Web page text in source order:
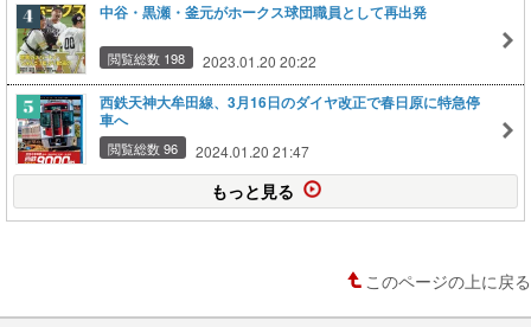
中谷・黒瀬・釜元がホークス球団職員として再出発
閲覧総数 198 2023.01.20 20:22
西鉄天神大牟田線、3月16日のダイヤ改正で春日原に特急停
車へ
閲覧総数 96 2024.01.20 21:47
もっと見る
このページの上に戻る